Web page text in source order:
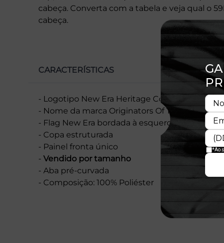
cabeça. Converta com a tabela e veja qual o
cabeça.
CARACTERÍSTICAS
- Logotipo New Era Heritage Connect bordado
- Nome da marca Originators Of The Fitted
- Flag New Era bordada à esquerda
- Copa estruturada
- Painel fronta único
- Vendido por tamanho
- Aba pré-curvada
- Composição: 100% Poliéster